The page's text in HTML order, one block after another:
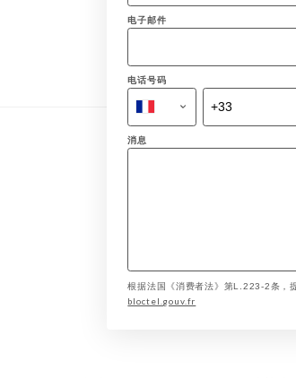
电子邮件
电话号码
消息
根据法国《消费者法》第L.223-2条，
bloctel.gouv.fr